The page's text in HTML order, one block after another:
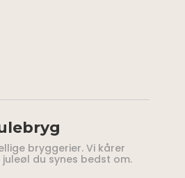
bryggerier. Vi kårer
du synes bedst om.